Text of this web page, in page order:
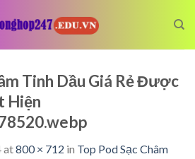
Tinh Dầu Giá Rẻ Được
Hiện
at800 × 712 in Top Pod Sạc Châm